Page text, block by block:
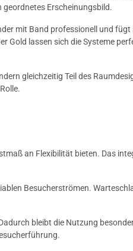
Erscheinungsbild.
mit Band professionell und
lassen sich die Systeme
gleichzeitig Teil des
an Flexibilität bieten. Das
Besucherströmen.
bleibt die Nutzung